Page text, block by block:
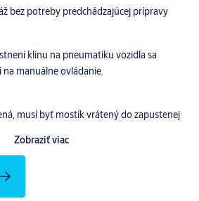
bez potreby predchádzajúcej prípravy
klinu na pneumatiku vozidla sa
manuálne ovládanie.
musí byť mostík vrátený do zapustenej
(vnútri a/alebo vonku)
Zobraziť viac